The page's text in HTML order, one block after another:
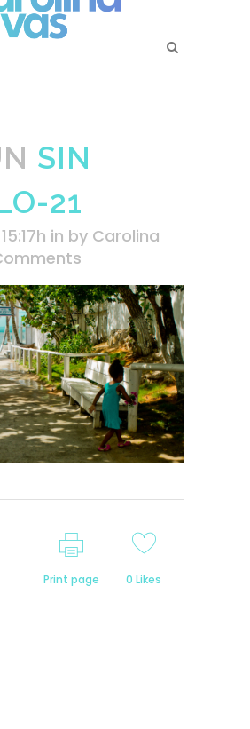
SIN
21
in by Carolina
Print page 0 Likes